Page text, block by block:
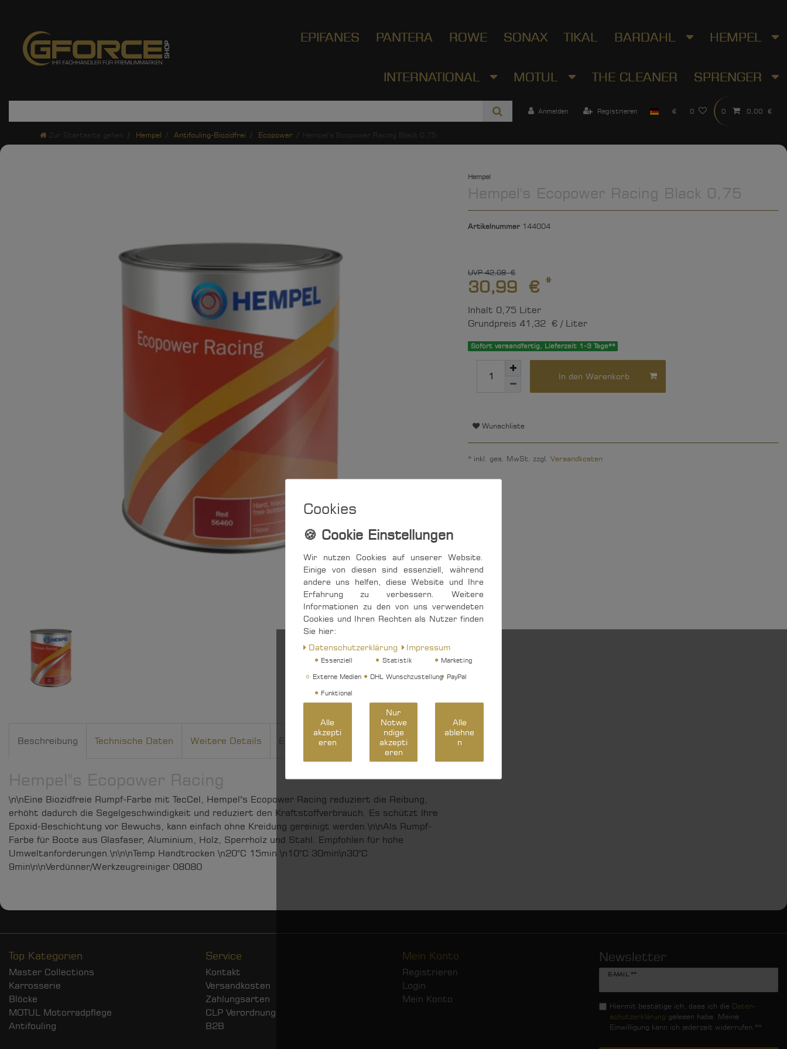
EPIFANES PANTERA ROWE SONAX TIKAL BARDAHL HEMPEL
INTERNATIONAL MOTUL THE CLEANER SPRENGER
Anmelden Registrieren € 0 0 0,00 €
Zur Startseite gehen Hempel Antifouling-Biozidfrei Ecopower Hempel's Ecopower Racing Black 0,75
Hempel
Hempel's Ecopower Racing Black 0,75
Artikelnummer 144004
UVP 42,08 €
30,99 € *
Inhalt 0,75 Liter
Grundpreis 41,32 € / Liter
Sofort versandfertig, Lieferzeit 1-3 Tage**
In den Warenkorb
Wunschliste
* inkl. ges. MwSt. zzgl. Versandkosten
Beschreibung Technische Daten Weitere Details EU-Verantwortlicher Hersteller
Hempel''s Ecopower Racing
\n\nEine Biozidfreie Rumpf-Farbe mit TecCel, Hempel''s Ecopower Racing reduziert die Reibung,
erhöht dadurch die Segelgeschwindigkeit und reduziert den Kraftstoffverbrauch. Es schützt Ihre
Epoxid-Beschichtung vor Bewuchs, kann einfach ohne Kreidung gereinigt werden.\n\nAls Rumpf-
Farbe für Boote aus Glasfaser, Aluminium, Holz, Sperrholz und Stahl. Empfohlen für hohe
Umweltanforderungen.\n\n\nTemp Handtrocken \n20°C 15min \n10°C 30min\n30°C
9min\n\nVerdünner/Werkzeugreiniger 08080
Top Kategorien
Master Collections
Karrosserie
Blöcke
MOTUL Motorradpflege
Antifouling
Service
Kontakt
Versandkosten
Zahlungsarten
CLP Verordnung
B2B
Mein Konto
Registrieren
Login
Mein Konto
Newsletter
E-MAIL **
Newsletter
Hiermit bestätige ich, dass ich die Daten­
schutz­erklärung gelesen habe. Meine
Einwilligung kann ich jederzeit widerrufen.**
Cookies
Wir nutzen Cookies auf unserer Website.
Einige von diesen sind essenziell, während
andere uns helfen, diese Website und Ihre
Erfahrung zu verbessern. Weitere
Informationen zu den von uns verwendeten
Cookies und Ihren Rechten als Nutzer finden
Sie hier:
Daten­schutz­erklärung
Impressum
Essenziell Statistik
Marketing
Externe Medien
DHL Wunschzustellung PayPal
Funktional
Alle
akzepti
eren
Nur
Notwe
ndige
akzepti
eren
Alle
ablehne
n